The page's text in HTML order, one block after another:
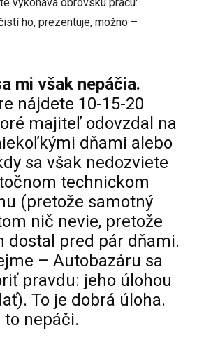
ho, prezentuje, možno –
mi však nepáčia.
nájdete 10-15-20
majiteľ odovzdal na
dňami alebo
sa však nedozviete
technickom
(pretože samotný
nič nevie, pretože
dostal pred pár dňami.
– Autobazáru sa
pravdu: jeho úlohou
To je dobrá úloha.
nepáči.